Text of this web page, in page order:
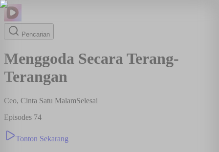
Pencarian
Menggoda Secara Terang-
Terangan
Ceo, Cinta Satu MalamSelesai
Episodes 74
Tonton Sekarang